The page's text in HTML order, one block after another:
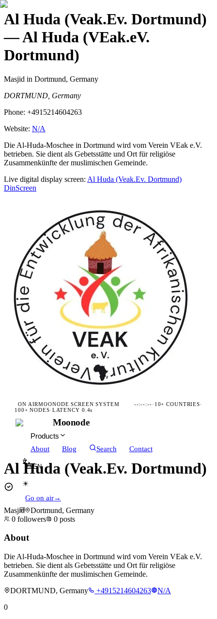
Al Huda (Veak.Ev. Dortmund)
— Al Huda (VEak.eV.
Dortmund)
Masjid in Dortmund, Germany
DORTMUND, Germany
Phone: +4915214604263
Website: N/A
Die Al-Huda-Moschee in Dortmund wird vom Verein VEak e.V.
betrieben. Sie dient als Gebetsstätte und Ort für religiöse
Zusammenkünfte der muslimischen Gemeinde.
Live digital display screen: Al Huda (Veak.Ev. Dortmund)
DinScreen
ON AIRMOONODE SCREEN SYSTEM --:--:--· 10+ COUNTRIES·
100+ NODES·LATENCY 0.4s
Moonode
Products
About
Blog Search Contact
EN
☀
Go on air→
Al Huda (Veak.Ev. Dortmund)
Masjid
Dortmund, Germany
0 followers 0 posts
About
Die Al-Huda-Moschee in Dortmund wird vom Verein VEak e.V.
betrieben. Sie dient als Gebetsstätte und Ort für religiöse
Zusammenkünfte der muslimischen Gemeinde.
DORTMUND, Germany
+4915214604263
N/A
0